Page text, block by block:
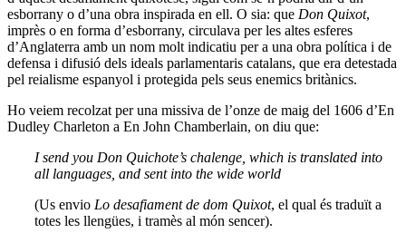
esborrany o d’una obra inspirada en ell. O sia: que Don Quixot,
imprès o en forma d’esborrany, circulava per les altes esferes
d’Anglaterra amb un nom molt indicatiu per a una obra política i de
defensa i difusió dels ideals parlamentaris catalans, que era detestada
pel reialisme espanyol i protegida pels seus enemics britànics.
Ho veiem recolzat per una missiva de l’onze de maig del 1606 d’En
Dudley Charleton a En John Chamberlain, on diu que:
I send you Don Quichote’s chalenge, which is translated into
all languages, and sent into the wide world
(Us envio Lo desafiament de dom Quixot, el qual és traduït a
totes les llengües, i tramès al món sencer).